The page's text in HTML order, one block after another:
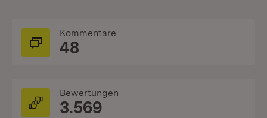
Kommentare
48
Bewertungen
3.569